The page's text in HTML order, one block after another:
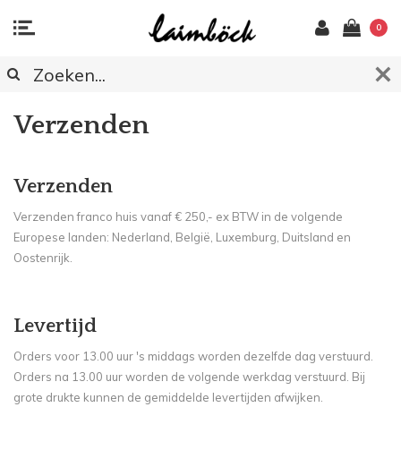
0
Verzenden
Verzenden
Verzenden franco huis vanaf € 250,- ex BTW in de volgende
Europese landen: Nederland, België, Luxemburg, Duitsland en
Oostenrijk.
Levertijd
Orders voor 13.00 uur 's middags worden dezelfde dag verstuurd.
Orders na 13.00 uur worden de volgende werkdag verstuurd. Bij
grote drukte kunnen de gemiddelde levertijden afwijken.